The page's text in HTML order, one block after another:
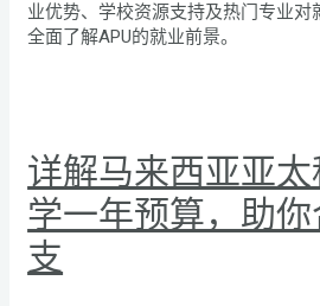
业优势、学校资源支持及热门专业对
全面了解APU的就业前景。
详解马来西亚亚
学一年预算，助
支